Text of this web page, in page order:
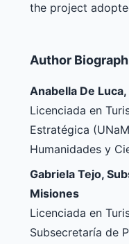
the project
Author
Anabella De
Licenciada en
Estratégica
Humanidades y
Gabriela Tejo,
Misiones
Licenciada en
Subsecretaría de